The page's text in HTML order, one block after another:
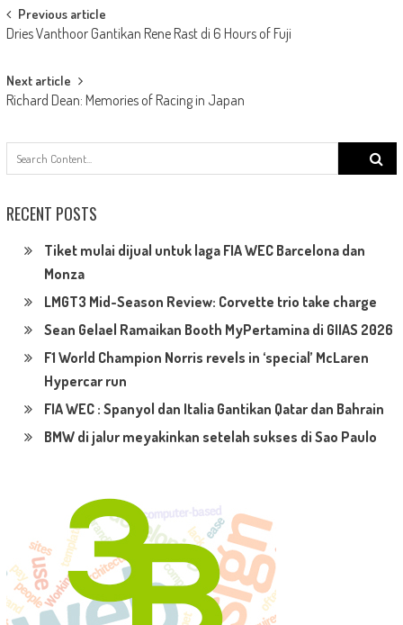
Post
navigation
Previous article
Dries Vanthoor Gantikan Rene Rast di 6 Hours of Fuji
Next article
Richard Dean: Memories of Racing in Japan
Search
for:
RECENT POSTS
Tiket mulai dijual untuk laga FIA WEC Barcelona dan
Monza
LMGT3 Mid-Season Review: Corvette trio take charge
Sean Gelael Ramaikan Booth MyPertamina di GIIAS 2026
F1 World Champion Norris revels in ‘special’ McLaren
Hypercar run
FIA WEC : Spanyol dan Italia Gantikan Qatar dan Bahrain
BMW di jalur meyakinkan setelah sukses di Sao Paulo